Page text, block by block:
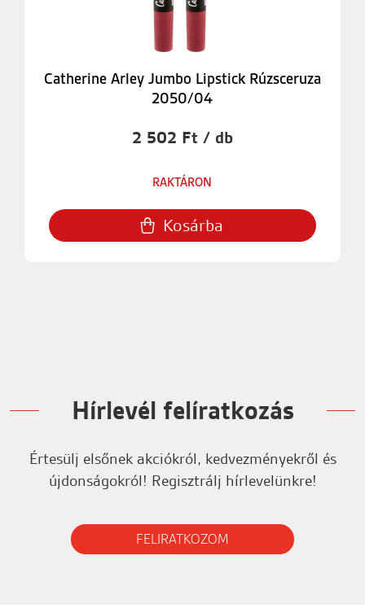
Catherine Arley Jumbo Lipstick Rúzsceruza
2050/04
2 502 Ft / db
RAKTÁRON
Kosárba
Hírlevél felíratkozás
Értesülj elsőnek akciókról, kedvezményekről és
újdonságokról! Regisztrálj hírlevelünkre!
FELIRATKOZOM